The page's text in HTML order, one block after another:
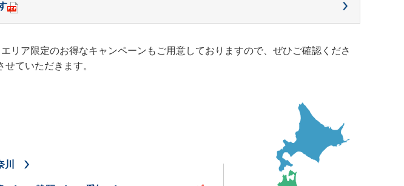
リア限定のお得なキャンペーンもご用意しておりますので、ぜひご確認くださ
ていただきます。